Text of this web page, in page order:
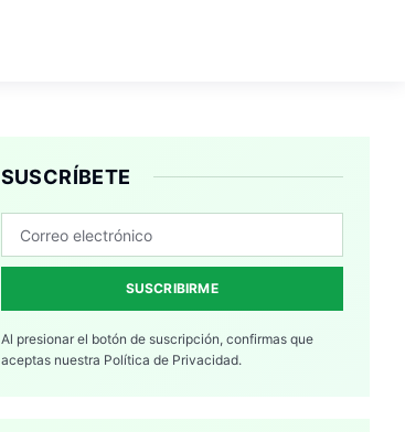
SUSCRÍBETE
SUSCRIBIRME
Al presionar el botón de suscripción, confirmas que
aceptas nuestra Política de Privacidad.